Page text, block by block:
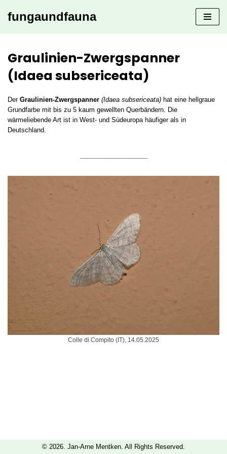
fungaundfauna
Graulinien-Zwergspanner
(Idaea subsericeata)
Der Graulinien-Zwergspanner (Idaea subsericeata) hat eine hellgraue
Grundfarbe mit bis zu 5 kaum gewellten Querbändern. Die
wärmeliebende Art ist in West- und Südeuropa häufiger als in
Deutschland.
Colle di Compito (IT), 14.05.2025
© 2026. Jan-Arne Mentken. All Rights Reserved.